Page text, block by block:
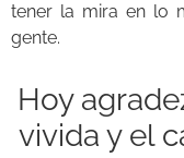
tener la mira en lo
gente.
Hoy
vivida y el